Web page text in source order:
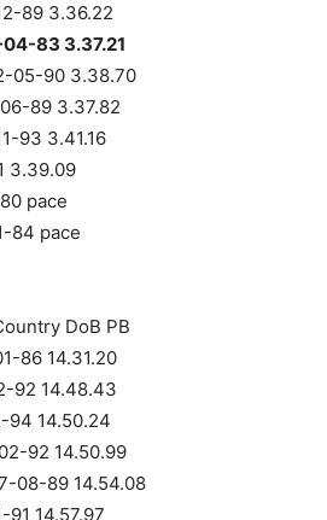
89 3.36.22
83 3.37.21
05-90 3.38.70
89 3.37.82
93 3.41.16
3.39.09
pace
84 pace
DoB PB
86 14.31.20
92 14.48.43
94 14.50.24
92 14.50.99
08-89 14.54.08
91 14.57.97